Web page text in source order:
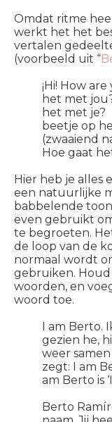
Omdat ritme
werkt het het
vertalen
(voorbeeld uit “
¡Hi! How are
het met
het met je?
beetje op
(zwaaiend
Hoe gaat
Hier heb je alles
een natuurlijke
babbelende
even gebruikt
te begroeten.
de loop van de
normaal wordt
gebruiken.
woorden, en
woord toe.
I am Berto.
gezien he,
weer
zegt:
I am
am Berto is
Berto